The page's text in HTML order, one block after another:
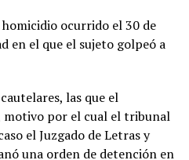
ocurrido el 30 de
en el que el sujeto golpeó a
las que el
por el cual el tribunal
el Juzgado de Letras y
una orden de detención en